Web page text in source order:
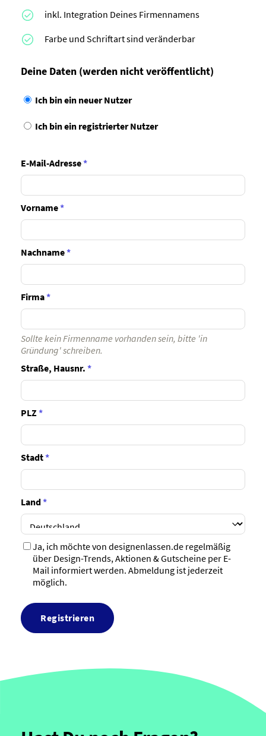
inkl. Integration Deines Firmennamens
Farbe und Schriftart sind veränderbar
Deine Daten (werden nicht veröffentlicht)
Ich bin ein neuer Nutzer
Ich bin ein registrierter Nutzer
E-Mail-Adresse*
Vorname*
Nachname*
Firma*
Sollte kein Firmenname vorhanden sein, bitte 'in
Gründung' schreiben.
Straße, Hausnr. *
PLZ*
Stadt*
Land*
Ja, ich möchte von designenlassen.de regelmäßig
über Design-Trends, Aktionen & Gutscheine per E-
Mail informiert werden. Abmeldung ist jederzeit
möglich.
Registrieren